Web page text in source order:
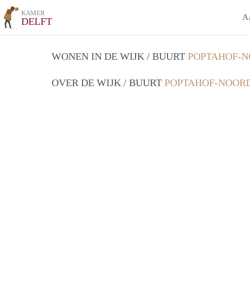
KAMER
DELFT
WONEN IN DE WIJK / BUURT POPTAHOF-
OVER DE WIJK / BUURT POPTAHOF-